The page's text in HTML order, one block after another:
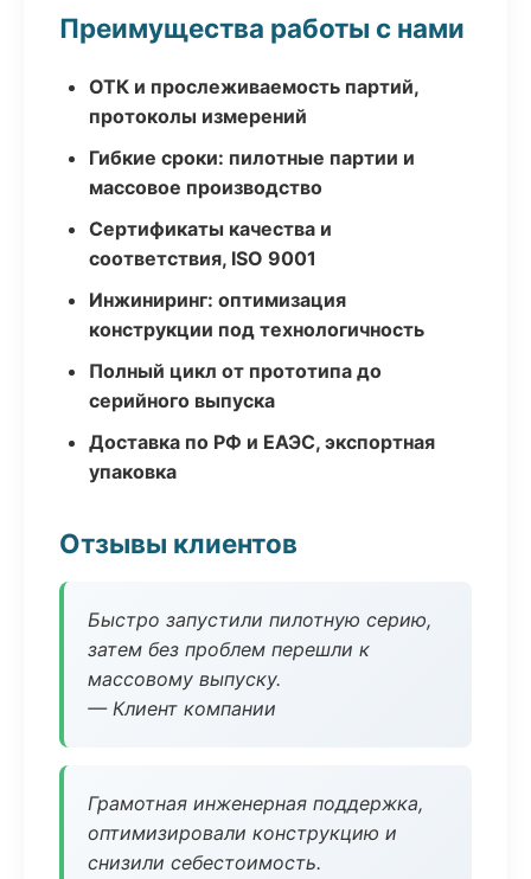
Преимущества работы с нами
ОТК и прослеживаемость партий,
протоколы измерений
Гибкие сроки: пилотные партии и
массовое производство
Сертификаты качества и
соответствия, ISO 9001
Инжиниринг: оптимизация
конструкции под технологичность
Полный цикл от прототипа до
серийного выпуска
Доставка по РФ и ЕАЭС, экспортная
упаковка
Отзывы клиентов
Быстро запустили пилотную серию,
затем без проблем перешли к
массовому выпуску.
— Клиент компании
Грамотная инженерная поддержка,
оптимизировали конструкцию и
снизили себестоимость.